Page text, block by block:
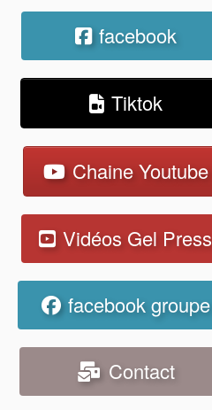
facebook
Tiktok
Chaine Youtube
Vidéos Gel Press
facebook groupe
Contact